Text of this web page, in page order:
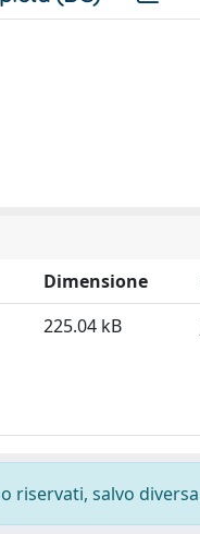
Dimensione
225.04 kB
salvo